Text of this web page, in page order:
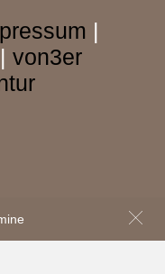
|
von3er